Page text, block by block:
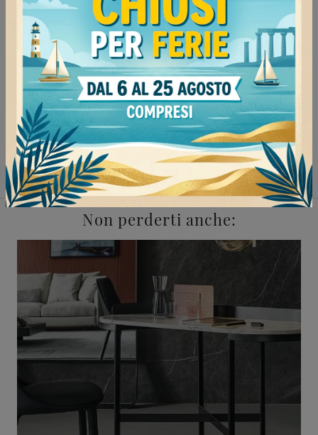
Negozio di scrittoi a Mede
Negozio di scrittoi a Voghera
Negozio di scrittoi a Mortara
Complementi Bonaldo Pavia
Complementi Bonaldo Mede
Complementi Bonaldo Voghera
Complementi Bonaldo Mortara
Non perderti anche: